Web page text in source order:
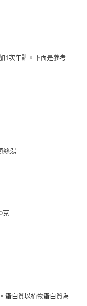
1次午點。下面是參考
絲湯
克
蛋白質以植物蛋白質為